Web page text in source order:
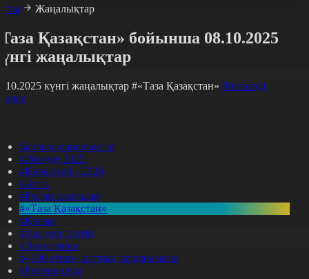
Жаңалықтар
Қазақстан» бойынша 08.10.2025
жаңалықтар
күнгі жаңалықтар #«Таза Қазақстан» Фильтрді
Барлық жаңалықтар
#Жолдау 2025
#Құрылтай - 2026
#Апта
#Ресми оқиғалар
#«Таза Қазақстан»
#Қоғам
#Заң мен тәртіп
#Экономика
#«100 кітап» ұлттық сауалнамасы
#Референдум